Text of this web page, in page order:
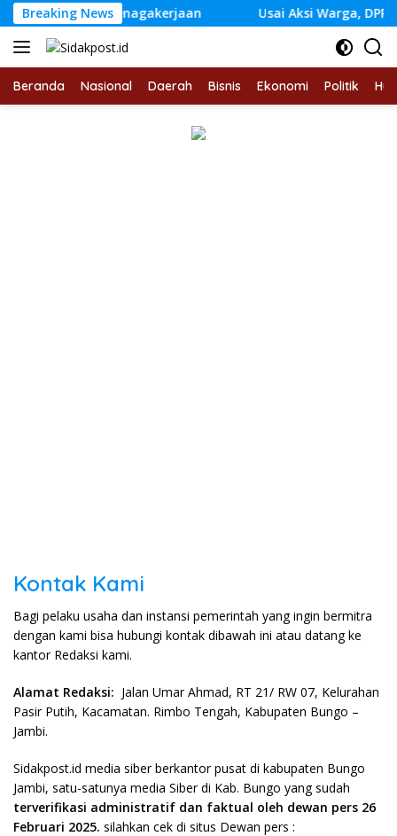
Langsung
ke
konten
Breaking News
BPJS Ketenagakerjaan Usai Aksi Warga, DPRD
Beranda Nasional Daerah Bisnis Ekonomi Politik
Kontak Kami
Bagi pelaku usaha dan instansi pemerintah yang ingin bermitra
dengan kami bisa hubungi kontak dibawah ini atau datang ke
kantor Redaksi kami.
Alamat Redaksi: Jalan Umar Ahmad, RT 21/ RW 07, Kelurahan
Pasir Putih, Kacamatan. Rimbo Tengah, Kabupaten Bungo –
Jambi.
Sidakpost.id media siber berkantor pusat di kabupaten Bungo
Jambi, satu-satunya media Siber di Kab. Bungo yang sudah
terverifikasi administratif dan faktual oleh dewan pers 26
Februari 2025. silahkan cek di situs Dewan pers :